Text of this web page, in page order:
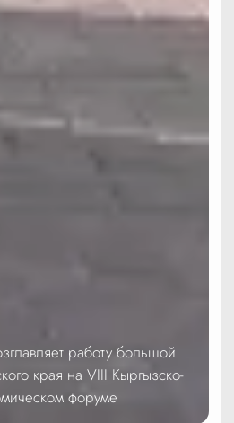
работу большой
края на VIII Кыргызско-
форуме